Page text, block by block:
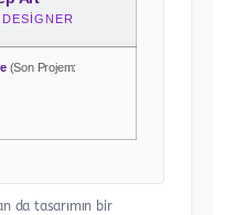
(Son Projem:
da tasarımın bir